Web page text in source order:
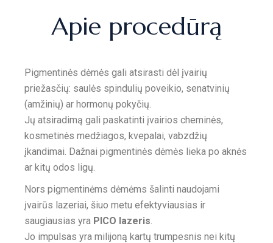
Apie procedūrą
Pigmentinės dėmės gali atsirasti dėl įvairių
priežasčių: saulės spindulių poveikio, senatvinių
(amžinių) ar hormonų pokyčių.
Jų atsiradimą gali paskatinti įvairios cheminės,
kosmetinės medžiagos, kvepalai, vabzdžių
įkandimai. Dažnai pigmentinės dėmės lieka po aknės
ar kitų odos ligų.
Nors pigmentinėms dėmėms šalinti naudojami
įvairūs lazeriai, šiuo metu efektyviausias ir
saugiausias yra PICO lazeris.
Jo impulsas yra milijoną kartų trumpesnis nei kitų